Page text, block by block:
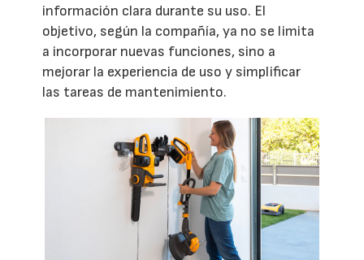
información clara durante su uso. El
objetivo, según la compañía, ya no se limita
a incorporar nuevas funciones, sino a
mejorar la experiencia de uso y simplificar
las tareas de mantenimiento.